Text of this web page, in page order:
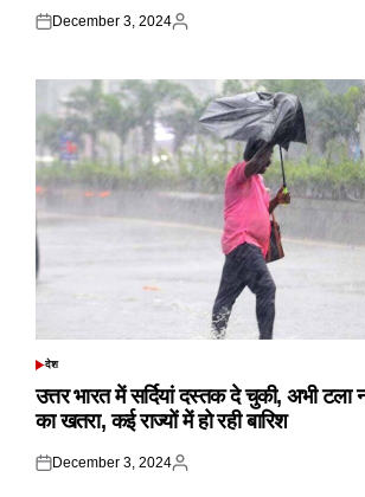
Posted
December 3, 2024
Posted
POSTED
देश
उत्तर भारत में सर्दियां दस्तक दे चुकी, अभी
का खतरा, कई राज्यों में हो रही बारिश
Posted
December 3, 2024
Posted